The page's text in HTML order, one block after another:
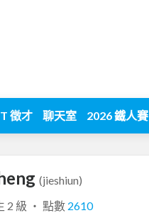
徵才 聊天室 2026 鐵人賽
(jieshiun)
2 級 ‧ 點數 2610